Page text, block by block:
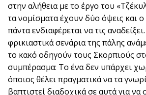
στην αλήθεια με το έργο του
τα νομίσματα έχουν δύο όψεις και
πάντα ενδιαφέρεται να τις
φρικιαστικά σενάρια της πάλης
το κακό οδηγούν τους Σκορπιούς
συμπέρασμα: Το ένα δεν υπάρχει
όποιος θέλει πραγματικά να τα
βαπτιστεί διαδοχικά σε αυτά για να